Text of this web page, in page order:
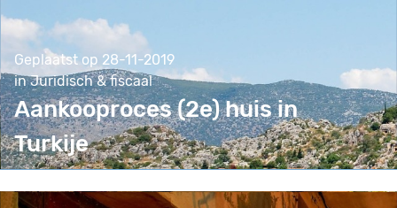
Geplaatst op 28-11-2019
in Juridisch & fiscaal
Aankooproces (2e) huis in
Turkije